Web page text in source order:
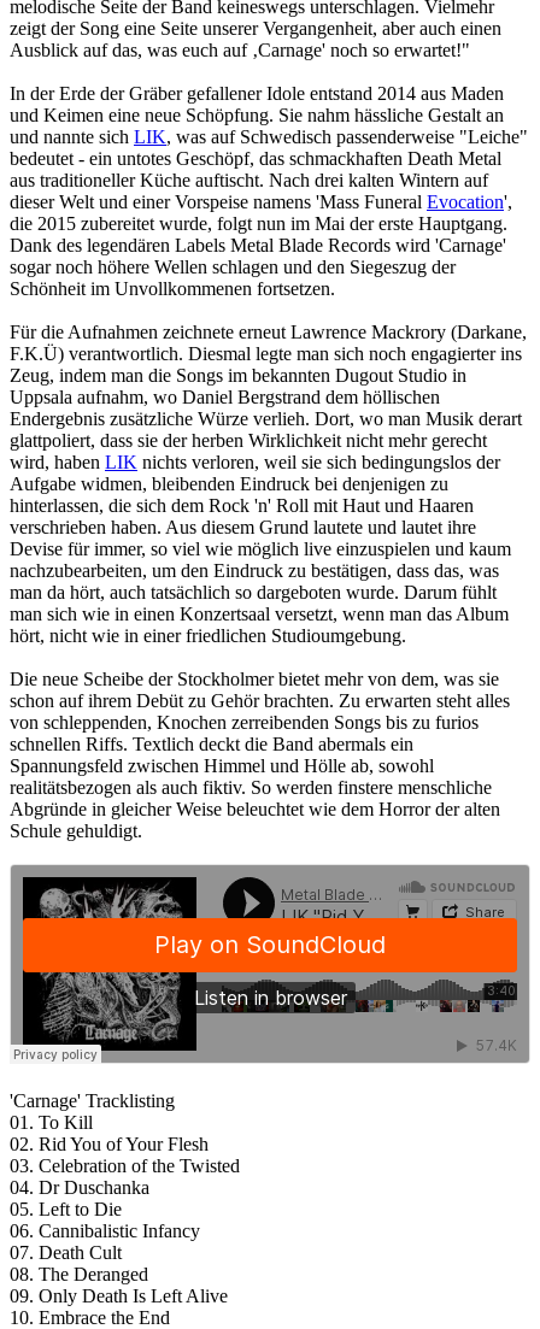
melodische Seite der Band keineswegs unterschlagen. Vielmehr
zeigt der Song eine Seite unserer Vergangenheit, aber auch einen
Ausblick auf das, was euch auf ‚Carnage' noch so erwartet!"
In der Erde der Gräber gefallener Idole entstand 2014 aus Maden
und Keimen eine neue Schöpfung. Sie nahm hässliche Gestalt an
und nannte sich LIK, was auf Schwedisch passenderweise "Leiche"
bedeutet - ein untotes Geschöpf, das schmackhaften Death Metal
aus traditioneller Küche auftischt. Nach drei kalten Wintern auf
dieser Welt und einer Vorspeise namens 'Mass Funeral Evocation',
die 2015 zubereitet wurde, folgt nun im Mai der erste Hauptgang.
Dank des legendären Labels Metal Blade Records wird 'Carnage'
sogar noch höhere Wellen schlagen und den Siegeszug der
Schönheit im Unvollkommenen fortsetzen.
Für die Aufnahmen zeichnete erneut Lawrence Mackrory (Darkane,
F.K.Ü) verantwortlich. Diesmal legte man sich noch engagierter ins
Zeug, indem man die Songs im bekannten Dugout Studio in
Uppsala aufnahm, wo Daniel Bergstrand dem höllischen
Endergebnis zusätzliche Würze verlieh. Dort, wo man Musik derart
glattpoliert, dass sie der herben Wirklichkeit nicht mehr gerecht
wird, haben LIK nichts verloren, weil sie sich bedingungslos der
Aufgabe widmen, bleibenden Eindruck bei denjenigen zu
hinterlassen, die sich dem Rock 'n' Roll mit Haut und Haaren
verschrieben haben. Aus diesem Grund lautete und lautet ihre
Devise für immer, so viel wie möglich live einzuspielen und kaum
nachzubearbeiten, um den Eindruck zu bestätigen, dass das, was
man da hört, auch tatsächlich so dargeboten wurde. Darum fühlt
man sich wie in einen Konzertsaal versetzt, wenn man das Album
hört, nicht wie in einer friedlichen Studioumgebung.
Die neue Scheibe der Stockholmer bietet mehr von dem, was sie
schon auf ihrem Debüt zu Gehör brachten. Zu erwarten steht alles
von schleppenden, Knochen zerreibenden Songs bis zu furios
schnellen Riffs. Textlich deckt die Band abermals ein
Spannungsfeld zwischen Himmel und Hölle ab, sowohl
realitätsbezogen als auch fiktiv. So werden finstere menschliche
Abgründe in gleicher Weise beleuchtet wie dem Horror der alten
Schule gehuldigt.
'Carnage' Tracklisting
01. To Kill
02. Rid You of Your Flesh
03. Celebration of the Twisted
04. Dr Duschanka
05. Left to Die
06. Cannibalistic Infancy
07. Death Cult
08. The Deranged
09. Only Death Is Left Alive
10. Embrace the End